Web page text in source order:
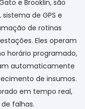
e Brooklin, são
de GPS e
de rotinas
Eles operam
horário programado,
automaticamente
de insumos.
em tempo real,
falhas.